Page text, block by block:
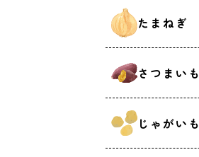
たまねぎ
さつまいも
じゃがいも